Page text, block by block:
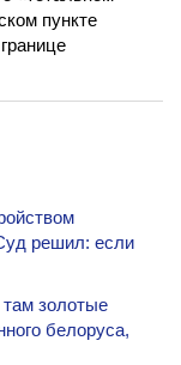
пункте
решил: если
там золотые
белоруса,